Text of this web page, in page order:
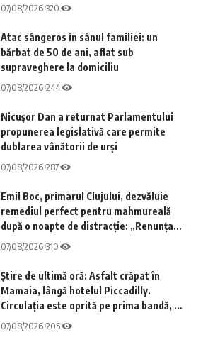
07/08/2026 320
Atac sângeros în sânul familiei: un
bărbat de 50 de ani, aflat sub
supraveghere la domiciliu
07/08/2026 244
Nicușor Dan a returnat Parlamentului
propunerea legislativă care permite
dublarea vânătorii de urși
07/08/2026 287
Emil Boc, primarul Clujului, dezvăluie
remediul perfect pentru mahmureală
după o noapte de distracție: „Renunțați
la cafea”
07/08/2026 310
Știre de ultimă oră: Asfalt crăpat în
Mamaia, lângă hotelul Piccadilly.
Circulația este oprită pe prima bandă, în
direcția Constanța
07/08/2026 205